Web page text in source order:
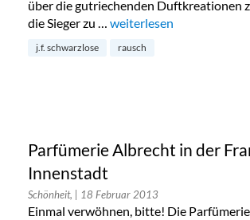
über die gutriechenden Duftkreationen
die Sieger zu … „Duftstars 2013 –
weiterlesen
j.f. schwarzlose rausch
Parfümerie Albrecht in der
Innenstadt
Schönheit, | 18 Februar 2013
Einmal verwöhnen, bitte! Die